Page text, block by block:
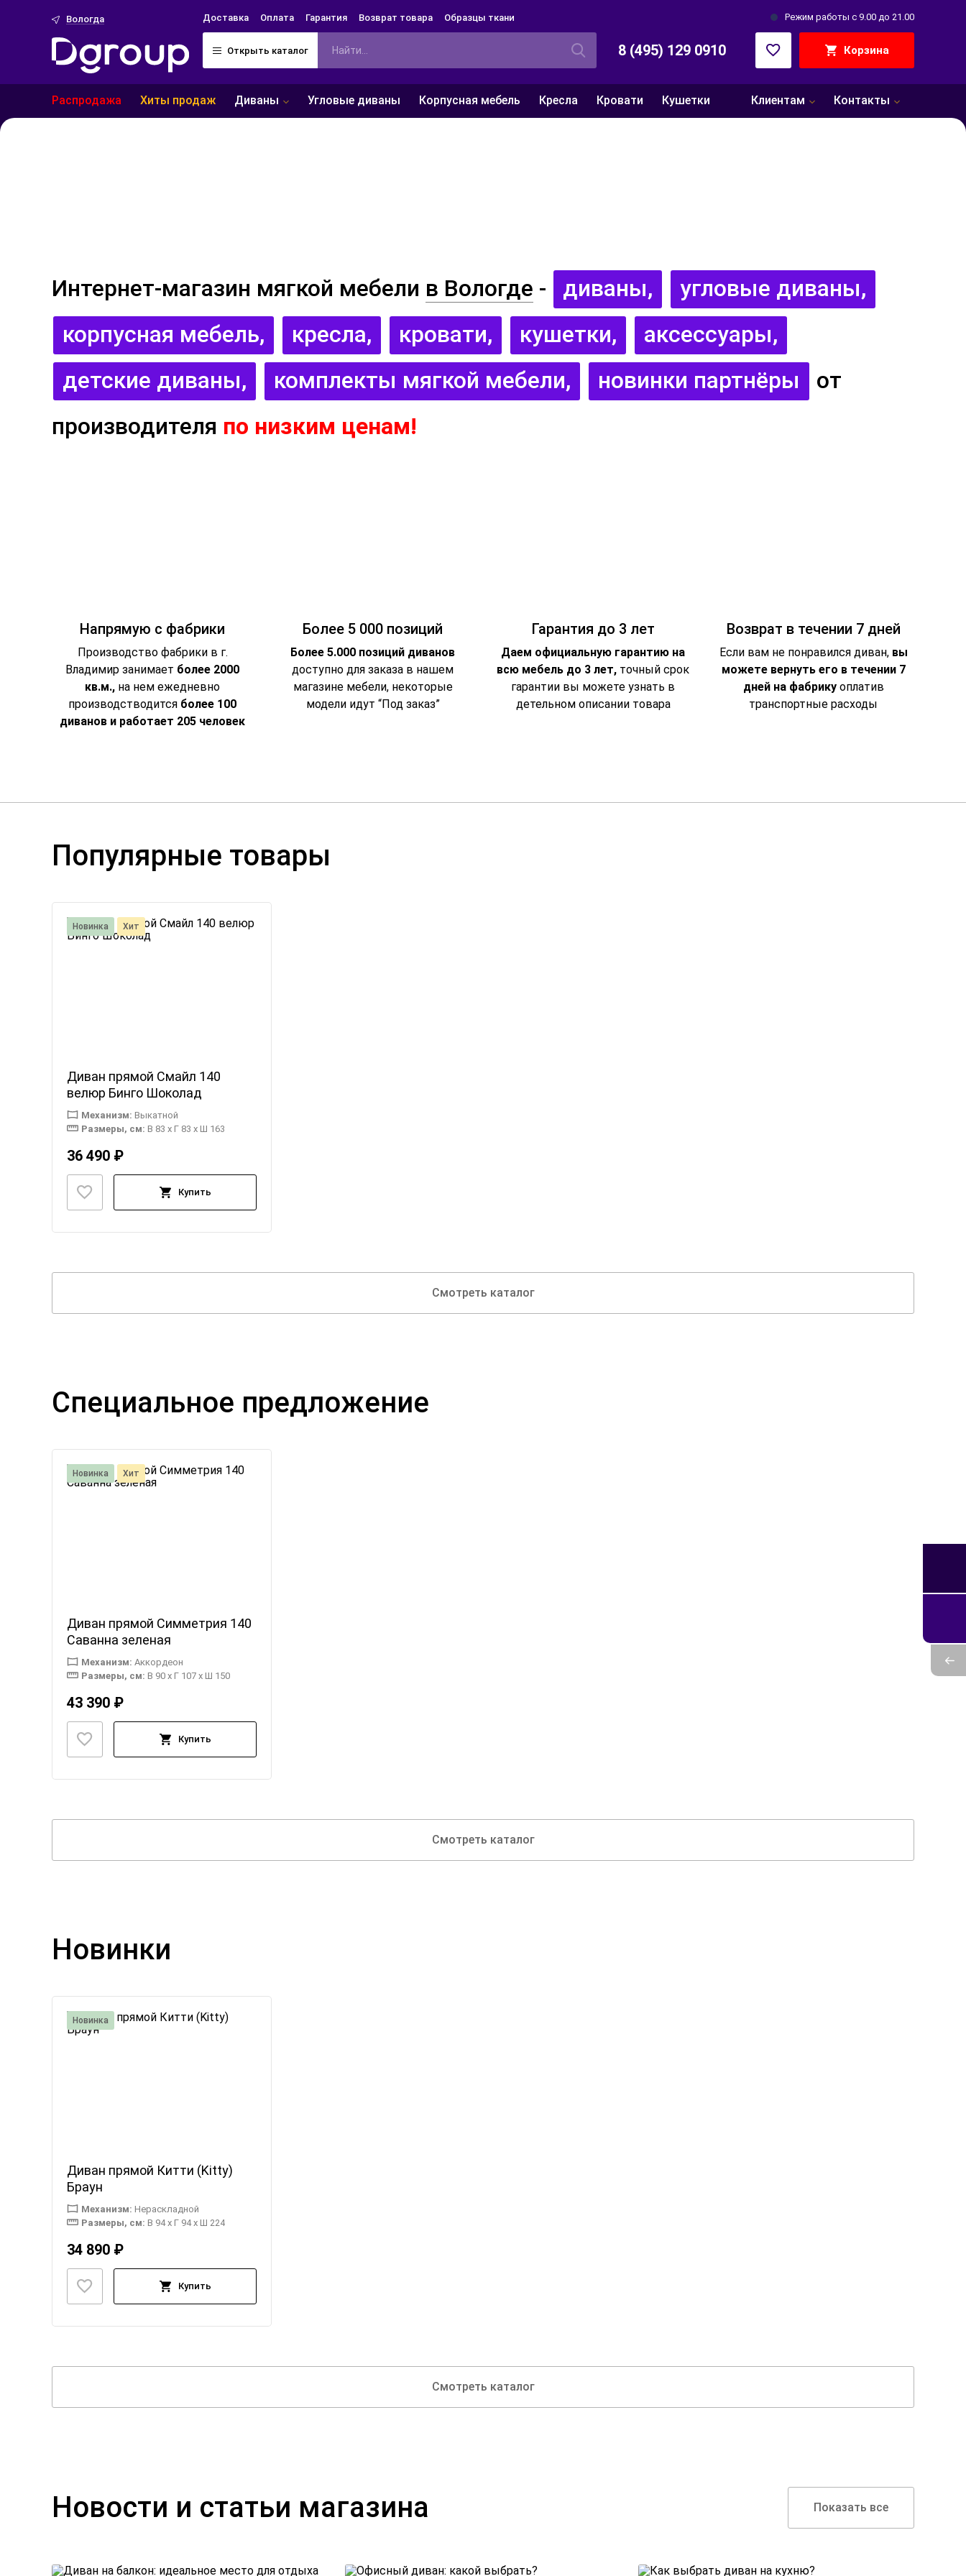
Вологда Доставка Оплата Гарантия Возврат товара Образцы ткани Режим работы с 9.00 до 21.00
Открыть каталог 8 (495) 129 0910 Корзина
Распродажа Хиты продаж Диваны Угловые диваны Корпусная мебель Кресла Кровати Кушетки Клиентам Контакты
Интернет-магазин мягкой мебели в Вологде - диваны,
угловые диваны,
корпусная мебель,
кресла, кровати, кушетки,
аксессуары,
детские диваны,
комплекты мягкой мебели, новинки партнёры
от
производителя по низким ценам!
Напрямую с фабрики
Производство фабрики в г.
Владимир занимает более 2000
кв.м., на нем ежедневно
производстводится более 100
диванов и работает 205 человек
Более 5 000 позиций
Более 5.000 позиций диванов
доступно для заказа в нашем
магазине мебели, некоторые
модели идут “Под заказ”
Гарантия до 3 лет
Даем официальную гарантию на
всю мебель до 3 лет, точный срок
гарантии вы можете узнать в
детельном описании товара
Возврат в течении 7 дней
Если вам не понравился диван, вы
можете вернуть его в течении 7
дней на фабрикуоплатив
транспортные расходы
Популярные товары
Новинка Хит
Диван прямой Смайл 140
велюр Бинго Шоколад
Механизм: Выкатной
Размеры, см: В 83 x Г 83 x Ш 163
36 490 ₽
Купить
Смотреть каталог
Специальное предложение
Новинка Хит
Диван прямой Симметрия 140
Саванна зеленая
Механизм: Аккордеон
Размеры, см: В 90 x Г 107 x Ш 150
43 390 ₽
Купить
Смотреть каталог
Новинки
Новинка
Диван прямой Китти (Kitty)
Браун
Механизм: Нераскладной
Размеры, см: В 94 x Г 94 x Ш 224
34 890 ₽
Купить
Смотреть каталог
Новости и статьи магазина Показать все